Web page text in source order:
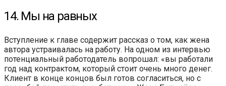
14. Мы на равных
Вступление к главе содержит рассказ о том, как жена
автора устраивалась на работу. На одном из интервью
потенциальный работодатель вопрошал: «вы работали
год над контрактом, который стоит очень много денег.
Клиент в конце концов был готов согласиться, но с